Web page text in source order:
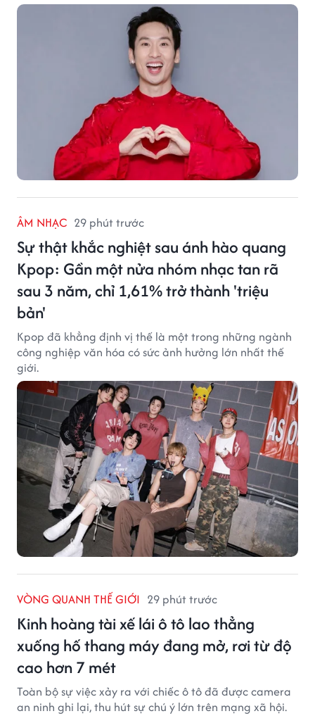
ÂM NHẠC 29 phút trước
Sự thật khắc nghiệt sau ánh hào quang
Kpop: Gần một nửa nhóm nhạc tan rã
sau 3 năm, chỉ 1,61% trở thành 'triệu
bản'
Kpop đã khẳng định vị thế là một trong những ngành
công nghiệp văn hóa có sức ảnh hưởng lớn nhất thế
giới.
VÒNG QUANH THẾ GIỚI 29 phút trước
Kinh hoàng tài xế lái ô tô lao thẳng
xuống hố thang máy đang mở, rơi từ độ
cao hơn 7 mét
Toàn bộ sự việc xảy ra với chiếc ô tô đã được camera
an ninh ghi lại, thu hút sự chú ý lớn trên mạng xã hội.